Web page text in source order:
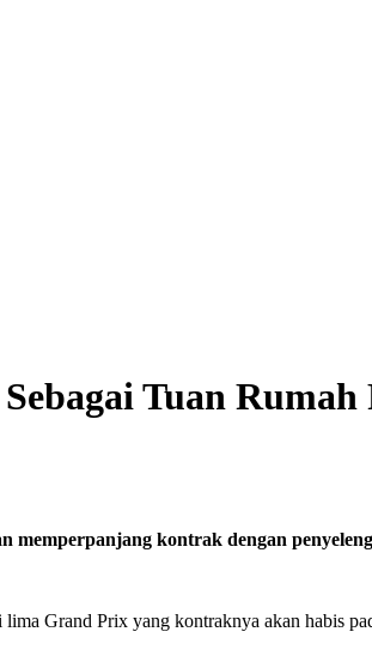
Tuan Rumah
kontrak dengan
Grand Prix yang kontraknya akan habis